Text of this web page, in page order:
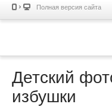
Полная версия сайта
Детский
избушки